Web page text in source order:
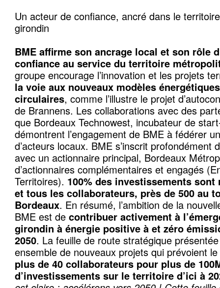
Un acteur de confiance, ancré dans le
girondin
BME affirme son ancrage local et son rôle
confiance au service du territoire
groupe encourage l’innovation et les projets
la voie aux nouveaux modèles
circulaires, comme l’illustre le projet
de Brannens. Les collaborations avec des
que Bordeaux Technowest, incubateur de
démontrent l’engagement de BME à fédérer
d’acteurs locaux. BME s’inscrit profondément
avec un actionnaire principal, Bordeaux
d’actionnaires complémentaires et engagés
Territoires). 100% des investissements
et tous les collaborateurs, près de 500 au
Bordeaux. En résumé, l’ambition de la
BME est de contribuer activement à
girondin à énergie positive à et zéro
2050. La feuille de route stratégique
ensemble de nouveaux projets qui prévoient le
plus de 40 collaborateurs pour plus de
d’investissements sur le territoire d’ici à